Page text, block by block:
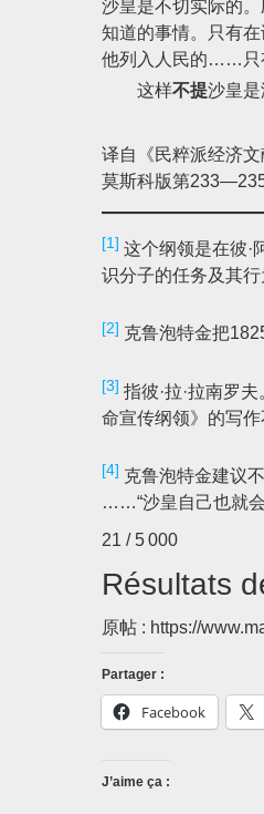
沙皇是不切实际的
知道的事情。只有
他列入人民的……只
这样不提沙皇
译自《民粹派经济
莫斯科版第233—235
[1] 这个纲领是在彼·
识分子的任务及其
[2] 克鲁泡特金把
[3] 指彼·拉·拉南罗
命宣传纲领》的写
[4] 克鲁泡特金建议
……“沙皇自己也就
21 / 5 000
Résultats
原帖 : https://
Partager :
Facebook
J’aime ça :